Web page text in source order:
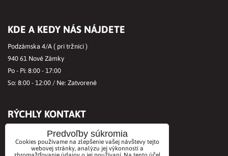
KDE A KEDY NÁS NÁJDETE
Podzámska 4/A ( pri tržnici )
940 61 Nové Zámky
Po - Pi: 8:00 - 17:00
So: 8:00 - 12:00 / Ne: Zatvorené
RÝCHLY KONTAKT
+421356421513
Mobil:+421901712584
Predvoľby súkromia
Cookies používame na zlepšenie vašej návštevy tejto
webovej stránky, analýzu jej výkonnosti a